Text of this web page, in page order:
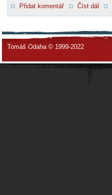
Přidat komentář Číst dál
Tomáš Odaha © 1999-2022